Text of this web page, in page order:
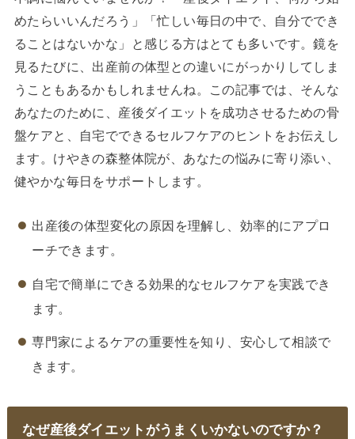
めたらいいんだろう」「忙しい毎日の中で、自分ででき
ることはないかな」と感じる方はとても多いです。鏡を
見るたびに、出産前の体型との違いにがっかりしてしま
うこともあるかもしれませんね。この記事では、そんな
あなたのために、産後ダイエットを成功させるための骨
盤ケアと、自宅でできるセルフケアのヒントをお伝えし
ます。けやきの森整体院が、あなたの悩みに寄り添い、
健やかな毎日をサポートします。
出産後の体型変化の原因を理解し、効率的にアプロ
ーチできます。
自宅で簡単にできる効果的なセルフケアを実践でき
ます。
専門家によるケアの重要性を知り、安心して相談で
きます。
なぜ産後ダイエットがうまくいかないのですか？